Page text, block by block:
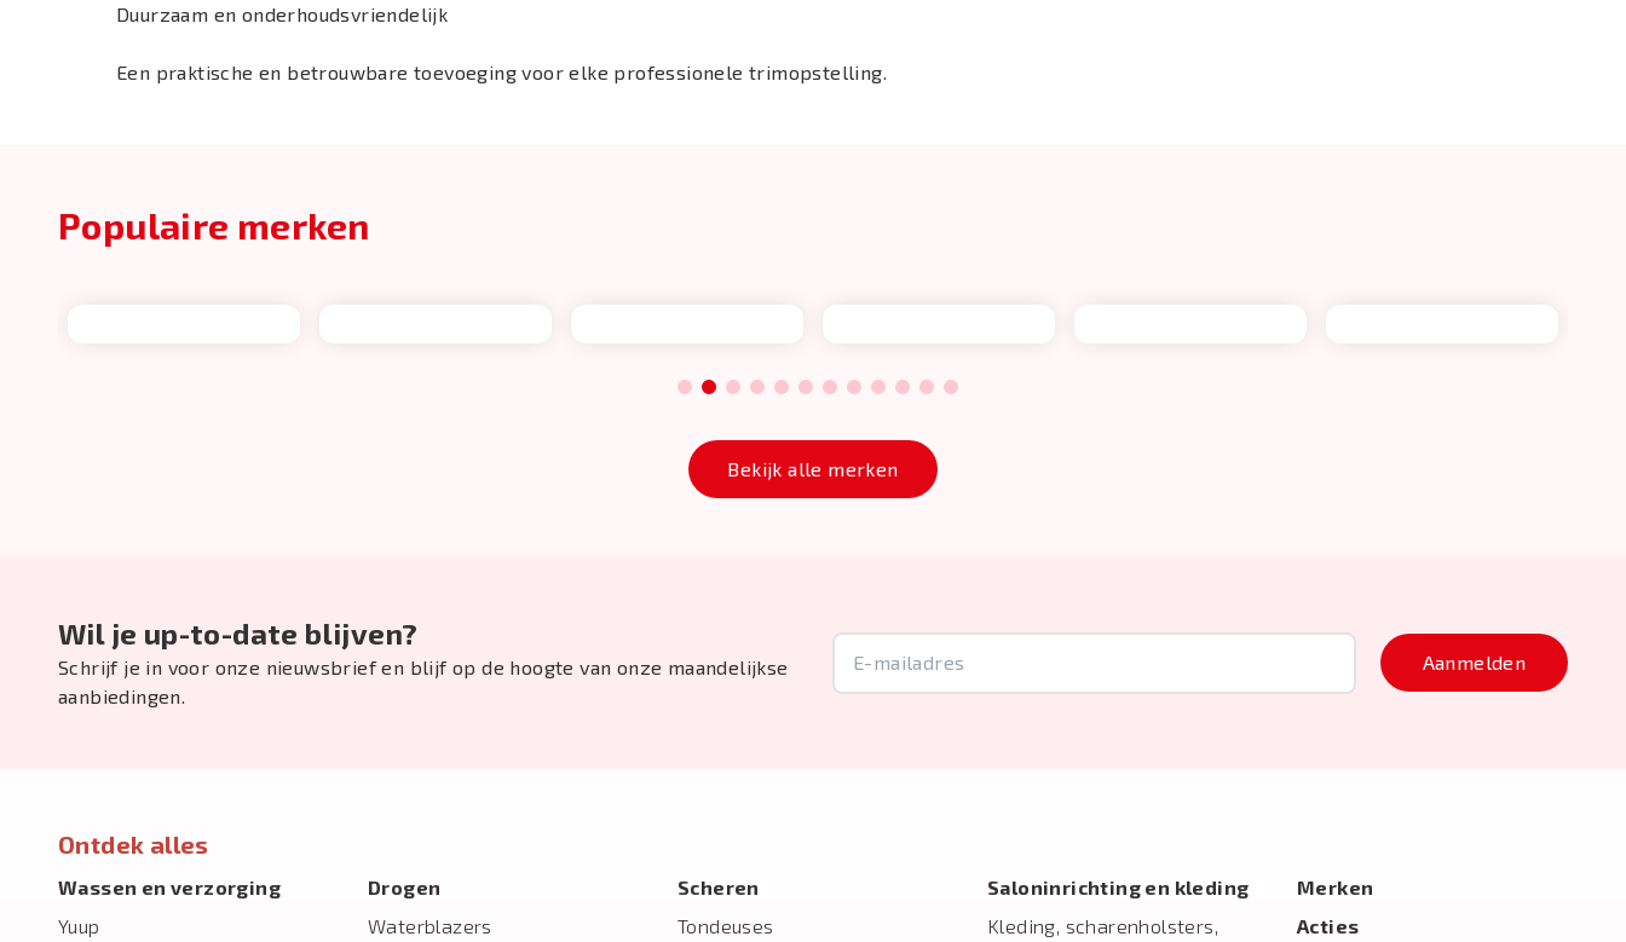
Duurzaam en onderhoudsvriendelijk
Een praktische en betrouwbare toevoeging voor elke professionele trimopstelling.
Populaire merken
1 2 3 4 5 6 7 8 9 10 11 12
Bekijk alle merken
Wil je up-to-date blijven?
Schrijf je in voor onze nieuwsbrief en blijf op de hoogte van onze maandelijkse
aanbiedingen.
Aanmelden
Ontdek alles
Wassen en verzorging
Yuup
Drogen
Waterblazers
Scheren
Tondeuses
Salon­inrichting en kleding
Kleding, scharenholsters,
Merken
Acties